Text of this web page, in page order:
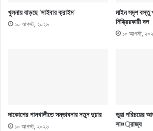
খুলনায় বাড়ছে ‘সাইবার ক্রাইম’
১০ আগস্ট, ২০২৬
মাইন সদৃশ বস্তু
নিষ্ক্রিয়কারী দল
১০ আগস্ট,
দাকোপের পানখালীতে সম্ভাবনার নতুন দুয়ার
১০ আগস্ট, ২০২৬
ভুয়া পরিচয়ের
সা¤্রাজ্য